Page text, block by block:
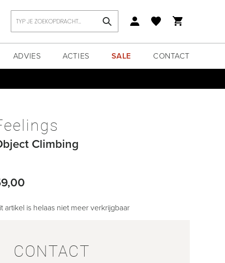
ADVIES ACTIES SALE CONTACT
Climbing
artikel is helaas niet meer verkrijgbaar
CONTACT